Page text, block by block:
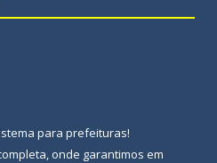
para prefeituras!
onde garantimos em